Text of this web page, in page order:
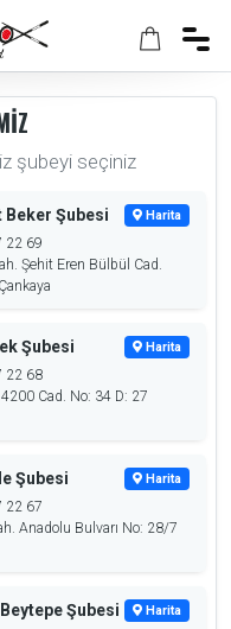
şubeyi seçiniz
Beker Şubesi Harita
22 69
Şehit Eren Bülbül Cad.
Şubesi Harita
22 68
Cad. No: 34 D: 27
Şubesi Harita
22 67
Anadolu Bulvarı No: 28/7
Şubesi Harita